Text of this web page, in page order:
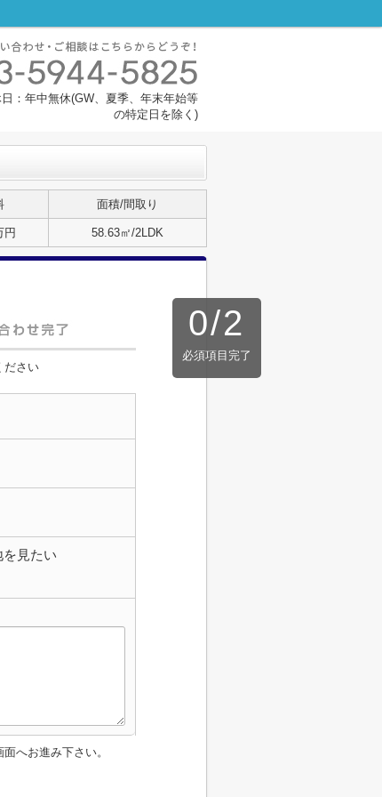
：年中無休(GW、夏季、年末年始等
の特定日を除く)
面積/間取り
円 58.63㎡/2LDK
0/2
必須項目完了
ださい
を見たい
へお進み下さい。